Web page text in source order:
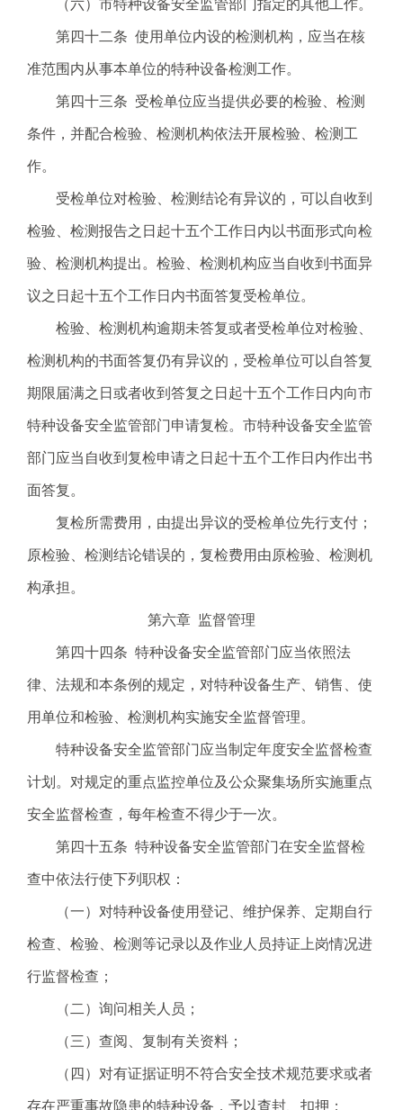
（六）市特种设备安全监管部门指定的其他工作。
第四十二条 使用单位内设的检测机构，应当在核
准范围内从事本单位的特种设备检测工作。
第四十三条 受检单位应当提供必要的检验、检测
条件，并配合检验、检测机构依法开展检验、检测工
作。
受检单位对检验、检测结论有异议的，可以自收到
检验、检测报告之日起十五个工作日内以书面形式向检
验、检测机构提出。检验、检测机构应当自收到书面异
议之日起十五个工作日内书面答复受检单位。
检验、检测机构逾期未答复或者受检单位对检验、
检测机构的书面答复仍有异议的，受检单位可以自答复
期限届满之日或者收到答复之日起十五个工作日内向市
特种设备安全监管部门申请复检。市特种设备安全监管
部门应当自收到复检申请之日起十五个工作日内作出书
面答复。
复检所需费用，由提出异议的受检单位先行支付；
原检验、检测结论错误的，复检费用由原检验、检测机
构承担。
第六章 监督管理
第四十四条 特种设备安全监管部门应当依照法
律、法规和本条例的规定，对特种设备生产、销售、使
用单位和检验、检测机构实施安全监督管理。
特种设备安全监管部门应当制定年度安全监督检查
计划。对规定的重点监控单位及公众聚集场所实施重点
安全监督检查，每年检查不得少于一次。
第四十五条 特种设备安全监管部门在安全监督检
查中依法行使下列职权：
（一）对特种设备使用登记、维护保养、定期自行
检查、检验、检测等记录以及作业人员持证上岗情况进
行监督检查；
（二）询问相关人员；
（三）查阅、复制有关资料；
（四）对有证据证明不符合安全技术规范要求或者
存在严重事故隐患的特种设备，予以查封、扣押；